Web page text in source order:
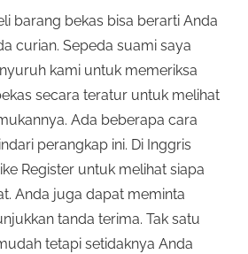
barang bekas bisa berarti Anda
curian. Sepeda suami saya
kami untuk memeriksa
secara teratur untuk melihat
Ada beberapa cara
perangkap ini. Di Inggris
Register untuk melihat siapa
Anda juga dapat meminta
tanda terima. Tak satu
tetapi setidaknya Anda